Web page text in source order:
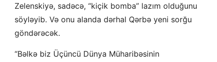
Zelenskiyə, sadəcə, “kiçik bomba” lazım olduğunu
söyləyib. Və onu alanda dərhal Qərbə yeni sorğu
göndərəcək.
“Bəlkə biz Üçüncü Dünya Müharibəsinin